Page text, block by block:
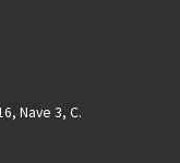
Nave 3, C.